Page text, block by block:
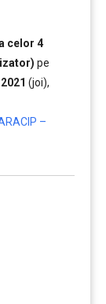
celor 4
pe
(joi),
–